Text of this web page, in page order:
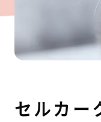
セルカー